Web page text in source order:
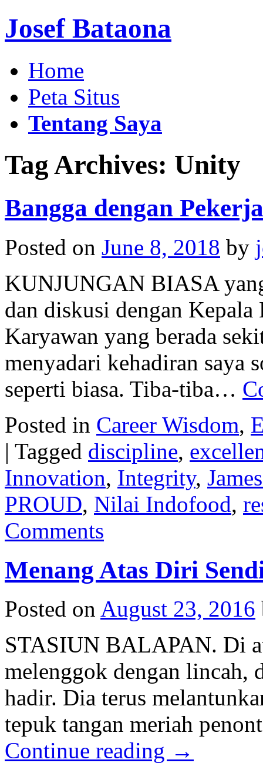
Josef Bataona
Home
Peta Situs
Tentang Saya
Tag Archives: Unity
Bangga dengan
Posted on June 8, 2018 by
KUNJUNGAN BIASA
dan diskusi dengan
Karyawan yang berada
menyadari kehadiran saya
seperti biasa. Tiba-tiba…
Posted in Career Wisdom,
| Tagged discipline,
Innovation, Integrity,
PROUD, Nilai Indofood,
Comments
Menang Atas Diri
Posted on August 23, 2016
STASIUN BALAPAN. Di
melenggok dengan lincah,
hadir. Dia terus
tepuk tangan meriah
Continue reading →